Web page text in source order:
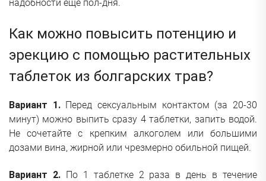
надобности еще пол-дня.
Как можно повысить потенцию и
эрекцию с помощью растительных
таблеток из болгарских трав?
Вариант 1.Перед сексуальным контактом (за 20-30
минут) можно выпить сразу 4 таблетки, запить водой.
Не сочетайте с крепким алкоголем или большими
дозами вина, жирной или чрезмерно обильной пищей.
Вариант 2.По 1 таблетке 2 раза в день в течение